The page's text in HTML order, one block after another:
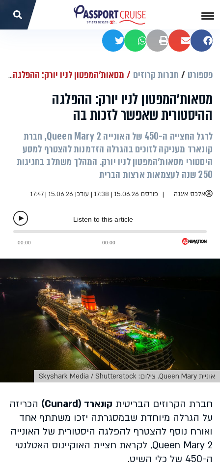
שתפו בפייסבוק
שתפו במיילהדפסהשתפו בוואטסאפשתפו בטוויטר
פספורט חברות קרוזים מסאות'המפטון לניו יורק: ההפלגה ההיסטורית שאפשר לזכות בה
מסאות'המפטון לניו יורק: ההפלגה
ההיסטורית שאפשר לזכות בה
לרגל החצייה ה-450 של האונייה Queen Mary 2, חברת
קונארד מעניקה לזוכים בהגרלה הזדמנות להצטרף למסע
היסטורי מסאות'המפטון לניו יורק. המהלך משתלב בחגיגות
250 שנה לעצמאות ארצות הברית
אלכס איגנה פורסם 15.06.26 | 17:38 | עודכן 15.06.26 | 17:47
אוניית Queen Mary. צילום: Skyshark Media / Shutterstock
חברת הקרוזים הבריטית קונארד (Cunard)
הכריזה
על הגרלה מיוחדת שבמסגרתה יזכו משתתף אחד
ואורח נוסף להצטרף להפלגה היסטורית של האונייה
Queen Mary 2, לקראת חציית האוקיינוס האטלנטי
ה-450 של כלי השיט.